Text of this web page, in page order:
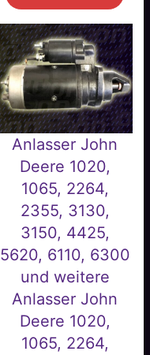
Anlasser John
Deere 1020,
1065, 2264,
2355, 3130,
3150, 4425,
5620, 6110, 6300
und weitere
Anlasser John
Deere 1020,
1065, 2264,